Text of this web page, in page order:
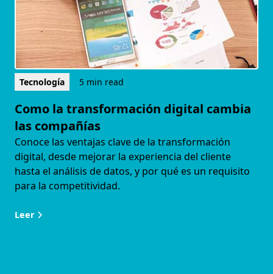
Tecnología 5 min read
Como la transformación digital cambia
las compañías
Conoce las ventajas clave de la transformación
digital, desde mejorar la experiencia del cliente
hasta el análisis de datos, y por qué es un requisito
para la competitividad.
Leer